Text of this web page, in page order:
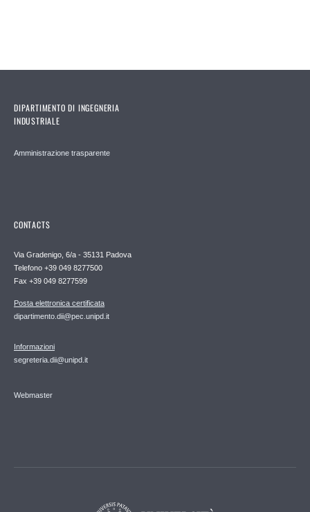
DIPARTIMENTO DI INGEGNERIA
INDUSTRIALE
Amministrazione trasparente
CONTACTS
Via Gradenigo, 6/a - 35131 Padova
Telefono +39 049 8277500
Fax +39 049 8277599
Posta elettronica certificata
dipartimento.dii@pec.unipd.it
Informazioni
segreteria.dii@unipd.it
Webmaster